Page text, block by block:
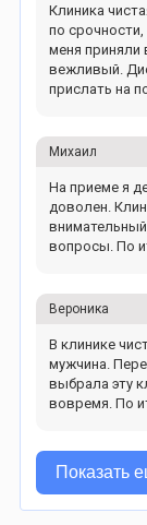
Клиника
по
меня приняли
вежливый.
прислать на
Михаил
На приеме я
доволен.
вопросы. По
Вероника
В клинике
мужчина.
выбрала эту
вовремя. По
Показать